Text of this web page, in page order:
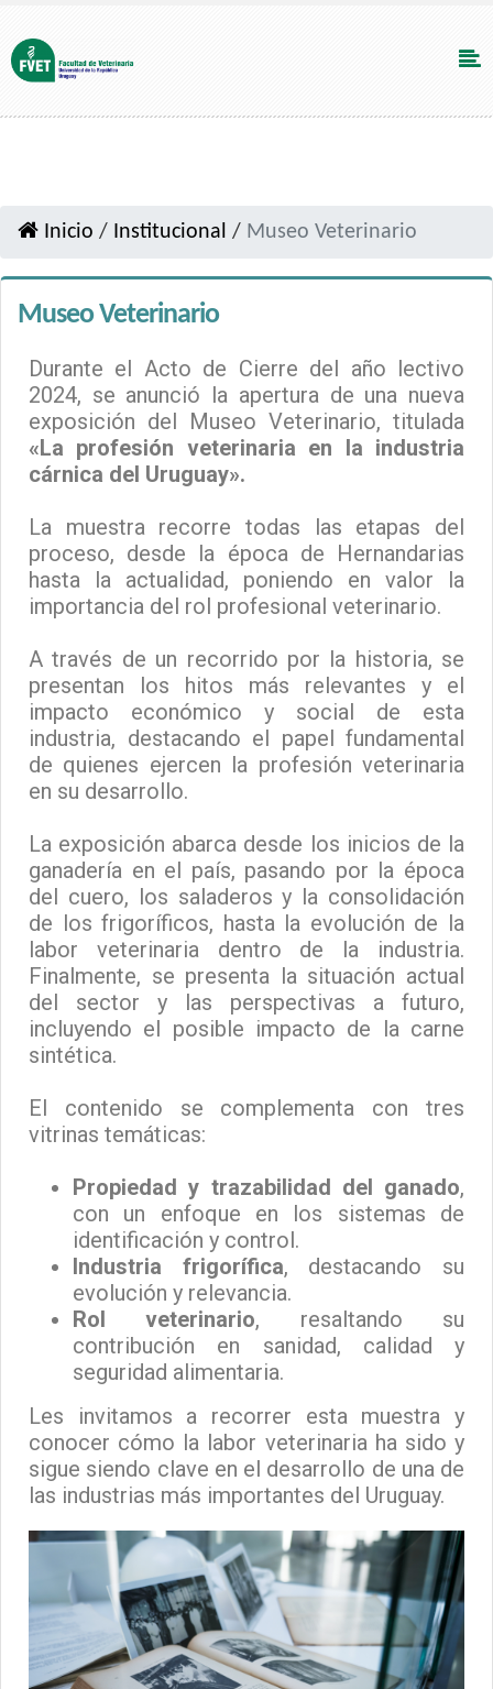
Inicio / Institucional / Museo Veterinario
Museo Veterinario
Durante el Acto de Cierre del año lectivo
2024, se anunció la apertura de una nueva
exposición del Museo Veterinario, titulada
«La profesión veterinaria en la industria
cárnica del Uruguay».
La muestra recorre todas las etapas del
proceso, desde la época de Hernandarias
hasta la actualidad, poniendo en valor la
importancia del rol profesional veterinario.
A través de un recorrido por la historia, se
presentan los hitos más relevantes y el
impacto económico y social de esta
industria, destacando el papel fundamental
de quienes ejercen la profesión veterinaria
en su desarrollo.
La exposición abarca desde los inicios de la
ganadería en el país, pasando por la época
del cuero, los saladeros y la consolidación
de los frigoríficos, hasta la evolución de la
labor veterinaria dentro de la industria.
Finalmente, se presenta la situación actual
del sector y las perspectivas a futuro,
incluyendo el posible impacto de la carne
sintética.
El contenido se complementa con tres
vitrinas temáticas:
Propiedad y trazabilidad del ganado,
con un enfoque en los sistemas de
identificación y control.
Industria frigorífica, destacando su
evolución y relevancia.
Rol veterinario, resaltando su
contribución en sanidad, calidad y
seguridad alimentaria.
Les invitamos a recorrer esta muestra y
conocer cómo la labor veterinaria ha sido y
sigue siendo clave en el desarrollo de una de
las industrias más importantes del Uruguay.